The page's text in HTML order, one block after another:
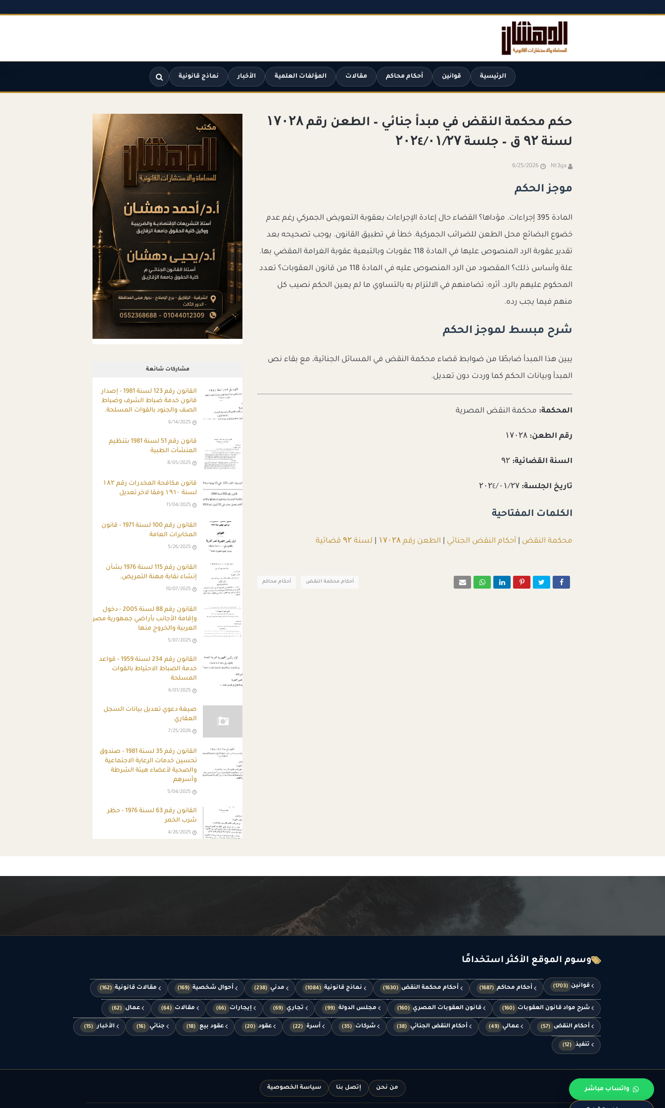
واتساب مباشر
الرئيسية قوانين أحكام محاكم مقالات المؤلفات العلمية الأخبار نماذج قانونية
حكم محكمة النقض في مبدأ جنائي – الطعن رقم ۱۷۰۲۸
لسنة ۹۲ ق – جلسة ۲۰۲٤/۰۱/۲۷
Nt3ga
6/25/2026
موجز الحكم
المادة 395 إجراءات. مؤداها؟ القضاء حال إعادة الإجراءات بعقوبة التعويض الجمركي رغم عدم
خضوع البضائع محل الطعن للضرائب الجمركية. خطأ في تطبيق القانون. يوجب تصحيحه بعد
تقدير عقوبة الرد المنصوص عليها في المادة 118 عقوبات وبالتبعية عقوبة الغرامة المقضي بها.
علة وأساس ذلك؟ المقصود من الرد المنصوص عليه في المادة 118 من قانون العقوبات؟ تعدد
المحكوم عليهم بالرد. أثره: تضامنهم في الالتزام به بالتساوي ما لم يعين الحكم نصيب كل
منهم فيما يجب رده.
شرح مبسط لموجز الحكم
يبين هذا المبدأ ضابطًا من ضوابط قضاء محكمة النقض في المسائل الجنائية، مع بقاء نص
المبدأ وبيانات الحكم كما وردت دون تعديل.
المحكمة: محكمة النقض المصرية
رقم الطعن:
السنة القضائية:
تاريخ الجلسة:
الكلمات المفتاحية
محكمة النقض أحكام النقض الجنائي الطعن رقم ۱۷۰۲۸ لسنة ۹۲ قضائية
أحكام محاكم أحكام محكمة النقض
مشاركات شائعة
ِالقانون رقم 123 لسنة 1981 - إصدار
قانون خدمة ضباط الشرف وضباط
الصف والجنود بالقوات المسلحة.
6/14/2025
قانون رقم 51 لسنة 1981 بتنظيم
المنشآت الطبية
8/05/2025
قانون مكافحة المخدرات رقم ۱۸۲
لسنة ۱۹٦۰ وفقا لاخر تعديل
11/04/2025
القانون رقم 100 لسنة 1971 - قانون
المخابرات العامة
5/26/2025
القانون رقم 115 لسنة 1976 بشأن
إنشاء نقابة مهنة التمريض.
10/07/2025
القانون رقم 88 لسنة 2005 - دخول
وإقامة الأجانب بأراضي جمهورية مصر
العربية والخروج منها
5/07/2025
القانون رقم 234 لسنة 1959 - قواعد
خدمة الضباط الاحتياط بالقوات
المسلحة
6/01/2025
صيغة دعوي تعديل بيانات السجل
العقاري
7/25/2026
القانون رقم 35 لسنة 1981 - صندوق
تحسين خدمات الرعاية الاجتماعية
والصحية لأعضاء هيئة الشرطة
وأسرهم
5/04/2025
القانون رقم 63 لسنة 1976 - حظر
شرب الخمر
4/26/2025
وسوم الموقع الأكثر استخدامًا
قوانين (1703) أحكام محاكم (1687) أحكام محكمة النقض (1630) نماذج قانونية (1084) مدني (238) أحوال شخصية (169) مقالات قانونية (162)
شرح مواد قانون العقوبات (160) قانون العقوبات المصري (160) مجلس الدولة (99) تجاري (69) إيجارات (66) مقالات (64) عمال (62)
أحكام النقض (57) عمالي (49) أحكام النقض الجنائي (38) شركات (35) أسرة (22) عقود (20) عقود بيع (18) جنائي (16) الأخبار (15)
تنفيذ (12)
من نحن إتصل بنا سياسة الخصوصية